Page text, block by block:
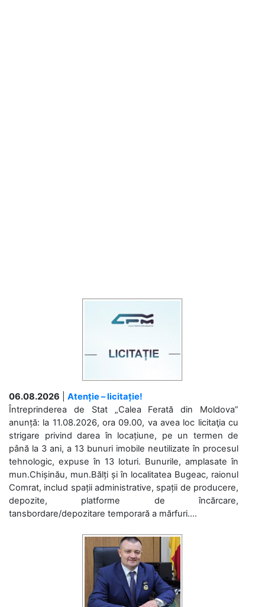
06.08.2026
Atenție – licitație!
Întreprinderea de Stat „Calea Ferată din Moldova”
anunță: la 11.08.2026, ora 09.00, va avea loc licitaţia cu
strigare privind darea în locațiune, pe un termen de
până la 3 ani, a 13 bunuri imobile neutilizate în procesul
tehnologic, expuse în 13 loturi. Bunurile, amplasate în
mun.Chișinău, mun.Bălți și în localitatea Bugeac, raionul
Comrat, includ spații administrative, spații de producere,
depozite, platforme de încărcare,
tansbordare/depozitare temporară a mărfuri....